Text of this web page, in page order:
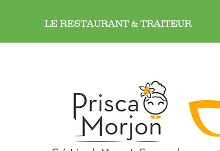
LE RESTAURANT & TRAITEUR